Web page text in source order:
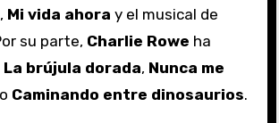
, Mi vida ahora y el musical de
su parte, Charlie Rowe ha
La brújula dorada, Nunca me
o Caminando entre dinosaurios.